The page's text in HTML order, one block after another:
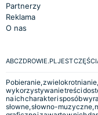
Partnerzy
Reklama
O nas
ABCZDROWIE.PL JEST
Pobieranie,
wykorzystywanie treści
na ich charakter i sposób
słowne, słowno-